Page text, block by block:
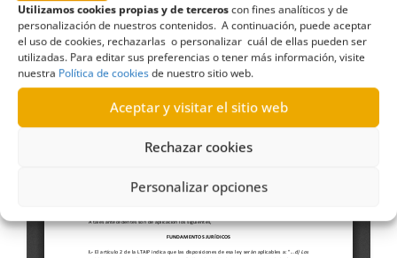
Utilizamos cookies propias y de terceroscon fines analíticos y de
personalización de nuestros contenidos. A continuación, puede aceptar
el uso de cookies, rechazarlas o personalizar cuál de ellas pueden ser
utilizadas. Para editar sus preferencias o tener más información, visite
nuestra Política de cookiesde nuestro sitio web.
Aceptar y visitar el sitio web
Rechazar cookies
Personalizar opciones